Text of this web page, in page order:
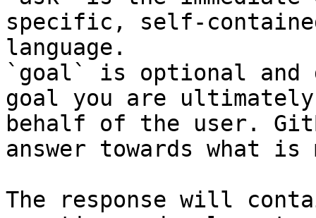
specific, self-
language.
`goal` is optional and
goal you are
behalf of the user.
answer towards what
The response will